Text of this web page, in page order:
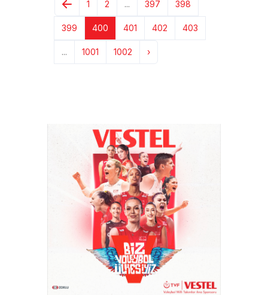
1 2 ... 397 398
399 400 401 402 403
... 1001 1002 ›